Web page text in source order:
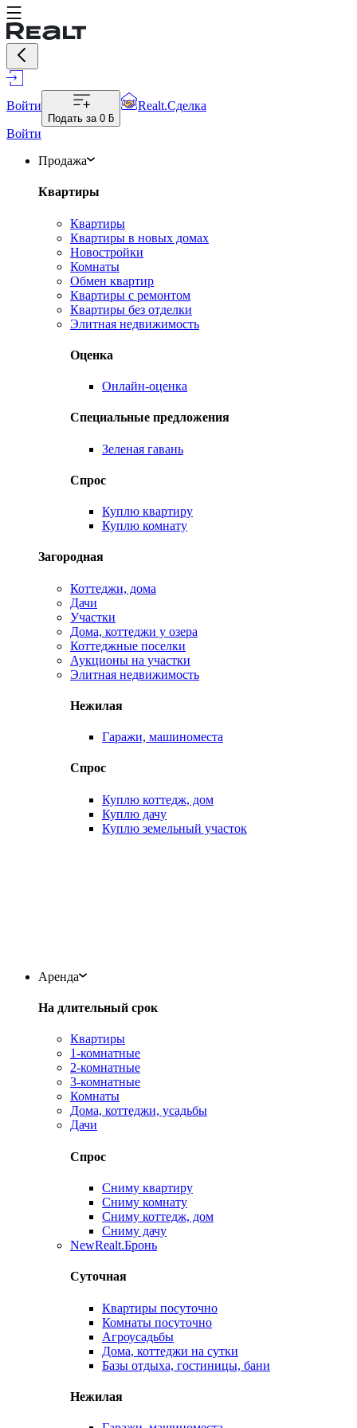
Войти
Подать за 0 ƃ
Realt.Сделка
Войти
Продажа
Квартиры
Квартиры
Квартиры в новых домах
Новостройки
Комнаты
Обмен квартир
Квартиры с ремонтом
Квартиры без отделки
Элитная недвижимость
Оценка
Онлайн-оценка
Специальные предложения
Зеленая гавань
Спрос
Куплю квартиру
Куплю комнату
Загородная
Коттеджи, дома
Дачи
Участки
Дома, коттеджи у озера
Коттеджные поселки
Аукционы на участки
Элитная недвижимость
Нежилая
Гаражи, машиноместа
Спрос
Куплю коттедж, дом
Куплю дачу
Куплю земельный участок
Аренда
На длительный срок
Квартиры
1-комнатные
2-комнатные
3-комнатные
Комнаты
Дома, коттеджи, усадьбы
Дачи
Спрос
Сниму квартиру
Сниму комнату
Сниму коттедж, дом
Сниму дачу
NewRealt.Бронь
Суточная
Квартиры посуточно
Комнаты посуточно
Агроусадьбы
Дома, коттеджи на сутки
Базы отдыха, гостиницы, бани
Нежилая